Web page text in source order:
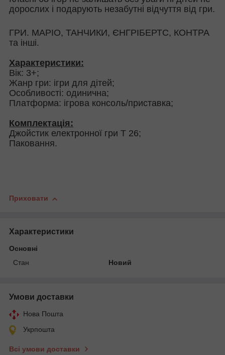
дорослих і подарують незабутні відчуття від гри.
ГРИ. МАРІО, ТАНЧИКИ, ЄНГРІБЕРТС, КОНТРА
та інші.
Характеристики:
Вік: 3+;
Жанр гри: ігри для дітей;
Особливості: одинична;
Платформа: ігрова консоль/приставка;
Комплектація:
Джойстик електронної гри Т 26;
Паковання.
Приховати
Характеристики
Основні
Стан
Новий
Умови доставки
Нова Пошта
Укрпошта
Всі умови доставки